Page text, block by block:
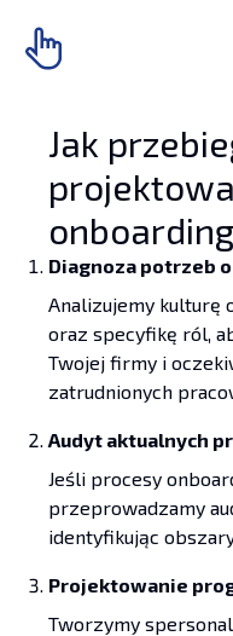
Jak
Diagnoza potrzeb
Analizujemy kulturę
oraz specyfikę ról,
Twojej firmy i
zatrudnionych
Audyt aktualnych
Jeśli procesy
przeprowadzamy
identyfikując
Projektowanie
Tworzymy